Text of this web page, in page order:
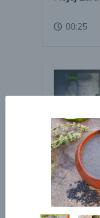
00:25
syrom